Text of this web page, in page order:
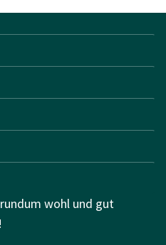
wohl und gut